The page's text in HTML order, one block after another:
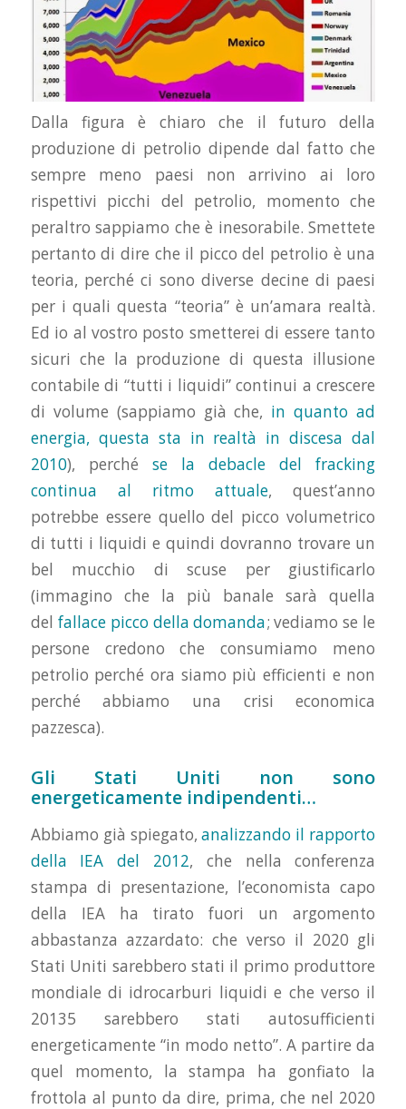
Dalla figura è chiaro che il futuro della
produzione di petrolio dipende dal fatto che
sempre meno paesi non arrivino ai loro
rispettivi picchi del petrolio, momento che
peraltro sappiamo che è inesorabile. Smettete
pertanto di dire che il picco del petrolio è una
teoria, perché ci sono diverse decine di paesi
per i quali questa “teoria” è un’amara realtà.
Ed io al vostro posto smetterei di essere tanto
sicuri che la produzione di questa illusione
contabile di “tutti i liquidi” continui a crescere
di volume (sappiamo già che, in quanto ad
energia, questa sta in realtà in discesa dal
2010), perché se la debacle del fracking
continua al ritmo attuale, quest’anno
potrebbe essere quello del picco volumetrico
di tutti i liquidi e quindi dovranno trovare un
bel mucchio di scuse per giustificarlo
(immagino che la più banale sarà quella
del fallace picco della domanda; vediamo se le
persone credono che consumiamo meno
petrolio perché ora siamo più efficienti e non
perché abbiamo una crisi economica
pazzesca).
Gli Stati Uniti non sono
energeticamente indipendenti…
Abbiamo già spiegato,analizzando il rapporto
della IEA del 2012, che nella conferenza
stampa di presentazione, l’economista capo
della IEA ha tirato fuori un argomento
abbastanza azzardato: che verso il 2020 gli
Stati Uniti sarebbero stati il primo produttore
mondiale di idrocarburi liquidi e che verso il
20135 sarebbero stati autosufficienti
energeticamente “in modo netto”. A partire da
quel momento, la stampa ha gonfiato la
frottola al punto da dire, prima, che nel 2020